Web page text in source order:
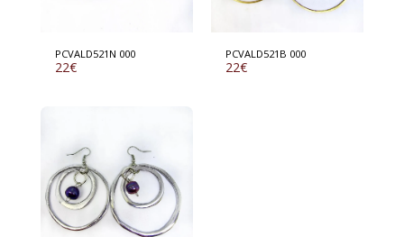
PCVALD521N 000
22€
PCVALD521B 000
22€